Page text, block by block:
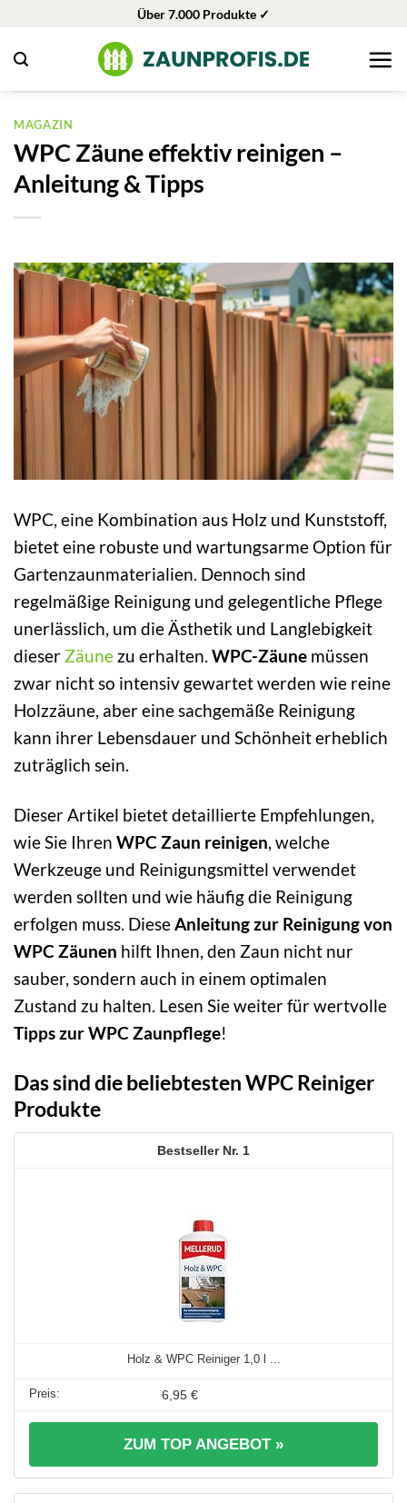
springen
Über 7.000 Produkte ✓
MAGAZIN
WPC Zäune effektiv reinigen –
Anleitung & Tipps
WPC, eine Kombination aus Holz und Kunststoff,
bietet eine robuste und wartungsarme Option für
Gartenzaunmaterialien. Dennoch sind
regelmäßige Reinigung und gelegentliche Pflege
unerlässlich, um die Ästhetik und Langlebigkeit
dieser Zäune zu erhalten. WPC-Zäune müssen
zwar nicht so intensiv gewartet werden wie reine
Holzzäune, aber eine sachgemäße Reinigung
kann ihrer Lebensdauer und Schönheit erheblich
zuträglich sein.
Dieser Artikel bietet detaillierte Empfehlungen,
wie Sie Ihren WPC Zaun reinigen , welche
Werkzeuge und Reinigungsmittel verwendet
werden sollten und wie häufig die Reinigung
erfolgen muss. Diese Anleitung zur Reinigung von
WPC Zäunen hilft Ihnen, den Zaun nicht nur
sauber, sondern auch in einem optimalen
Zustand zu halten. Lesen Sie weiter für wertvolle
Tipps zur WPC Zaunpflege!
Das sind die beliebtesten WPC Reiniger
Produkte
1
Holz & WPC Reiniger 1,0 l ...
6,95 €
ZUM TOP ANGEBOT »